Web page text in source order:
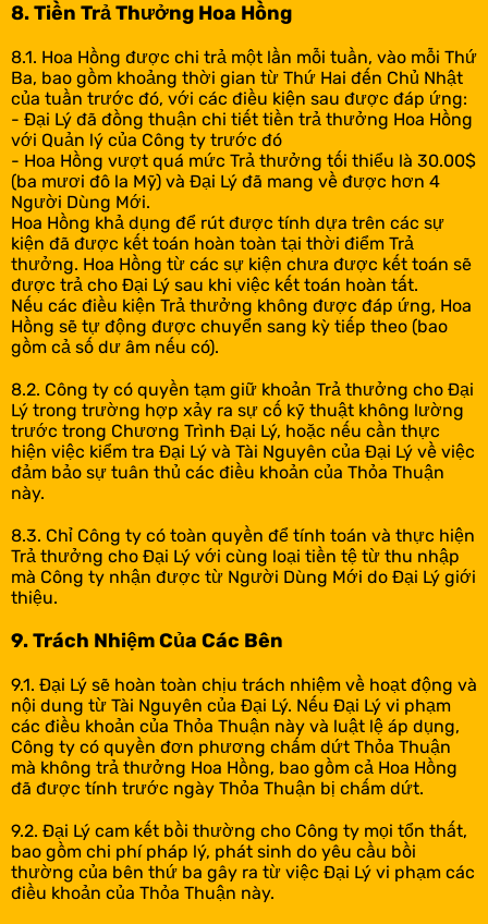
8. Tiền Trả Thưởng Hoa Hồng
8.1. Hoa Hồng được chi trả một lần mỗi tuần, vào mỗi Thứ
Ba, bao gồm khoảng thời gian từ Thứ Hai đến Chủ Nhật
của tuần trước đó, với các điều kiện sau được đáp ứng:
- Đại Lý đã đồng thuận chi tiết tiền trả thưởng Hoa Hồng
với Quản lý của Công ty trước đó
- Hoa Hồng vượt quá mức Trả thưởng tối thiểu là 30.00$
(ba mươi đô la Mỹ) và Đại Lý đã mang về được hơn 4
Người Dùng Mới.
Hoa Hồng khả dụng để rút được tính dựa trên các sự
kiện đã được kết toán hoàn toàn tại thời điểm Trả
thưởng. Hoa Hồng từ các sự kiện chưa được kết toán sẽ
được trả cho Đại Lý sau khi việc kết toán hoàn tất.
Nếu các điều kiện Trả thưởng không được đáp ứng, Hoa
Hồng sẽ tự động được chuyển sang kỳ tiếp theo (bao
gồm cả số dư âm nếu có).
8.2. Công ty có quyền tạm giữ khoản Trả thưởng cho Đại
Lý trong trường hợp xảy ra sự cố kỹ thuật không lường
trước trong Chương Trình Đại Lý, hoặc nếu cần thực
hiện việc kiểm tra Đại Lý và Tài Nguyên của Đại Lý về việc
đảm bảo sự tuân thủ các điều khoản của Thỏa Thuận
này.
8.3. Chỉ Công ty có toàn quyền để tính toán và thực hiện
Trả thưởng cho Đại Lý với cùng loại tiền tệ từ thu nhập
mà Công ty nhận được từ Người Dùng Mới do Đại Lý giới
thiệu.
9. Trách Nhiệm Của Các Bên
9.1. Đại Lý sẽ hoàn toàn chịu trách nhiệm về hoạt động và
nội dung từ Tài Nguyên của Đại Lý. Nếu Đại Lý vi phạm
các điều khoản của Thỏa Thuận này và luật lệ áp dụng,
Công ty có quyền đơn phương chấm dứt Thỏa Thuận
mà không trả thưởng Hoa Hồng, bao gồm cả Hoa Hồng
đã được tính trước ngày Thỏa Thuận bị chấm dứt.
9.2. Đại Lý cam kết bồi thường cho Công ty mọi tổn thất,
bao gồm chi phí pháp lý, phát sinh do yêu cầu bồi
thường của bên thứ ba gây ra từ việc Đại Lý vi phạm các
điều khoản của Thỏa Thuận này.